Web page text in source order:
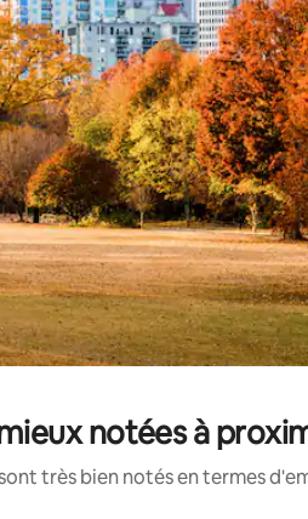
notées à
très bien notés en termes